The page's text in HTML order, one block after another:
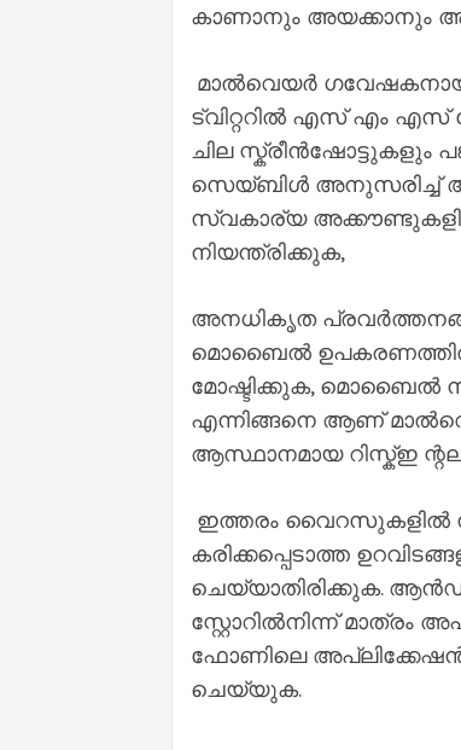
കാണാനും അയക്കാനും
മാൽവെയർ
ട്വിറ്ററിൽ എസ് എം എസ്
ചില സ്ക്രീൻഷോട്ടുകളും
സെയ്‌ബിൾ അനുസരിച്ച്
സ്വകാര്യ
നിയന്ത്രിക്കുക,
അനധികൃത
മൊബൈൽ ഉപകരണത്തിൽ
മോഷ്ടിക്കുക, മൊബൈൽ
എന്നിങ്ങനെ ആണ്
ആസ്ഥാനമായ റിസ്ക്ഇ
ഇത്തരം വൈറസുകളിൽ
കരിക്കപ്പെടാത്ത
ചെയ്യാതിരിക്കുക.
സ്റ്റോറിൽനിന്ന്
ഫോണിലെ
ചെയ്യുക.